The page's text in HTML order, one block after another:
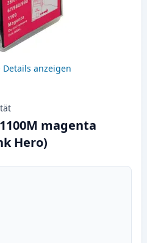
anzeigen
magenta
Hero)